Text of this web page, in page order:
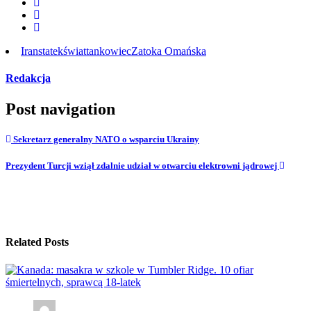
IranstatekświattankowiecZatoka Omańska
Redakcja
Post navigation
Sekretarz generalny NATO o wsparciu Ukrainy
Prezydent Turcji wziął zdalnie udział w otwarciu elektrowni jądrowej
Related Posts